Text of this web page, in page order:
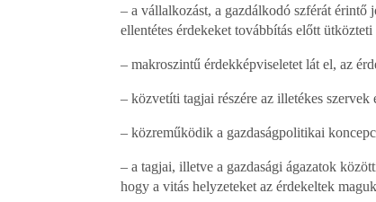
– a vállalkozást, a gazdálkodó szférát érintő
ellentétes érdekeket továbbítás előtt ütközteti
– makroszintű érdekképviseletet lát el, az
– közvetíti tagjai részére az illetékes szervek
– közreműködik a gazdaságpolitikai
– a tagjai, illetve a gazdasági ágazatok
hogy a vitás helyzeteket az érdekeltek